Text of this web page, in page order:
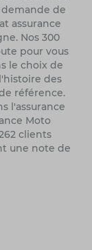
demande de
assurance
Nos 300
pour vous
le choix de
des
référence.
l'assurance
Moto
clients
une note de